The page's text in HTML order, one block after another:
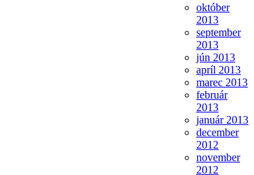
október
2013
september
2013
jún 2013
apríl 2013
marec 2013
február
2013
január 2013
december
2012
november
2012